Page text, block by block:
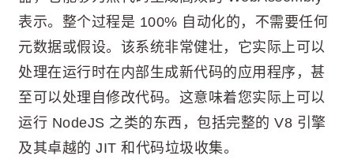
表示。整个过程是 100% 自动化的，不需要任何
元数据或假设。该系统非常健壮，它实际上可以
处理在运行时在内部生成新代码的应用程序，甚
至可以处理自修改代码。这意味着您实际上可以
运行 NodeJS 之类的东西，包括完整的 V8 引擎
及其卓越的 JIT 和代码垃圾收集。